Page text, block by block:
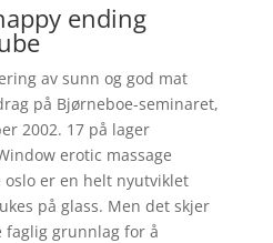
ending
av sunn og god mat
på Bjørneboe-seminaret,
2002. 17 på lager
erotic massage
er en helt nyutviklet
på glass. Men det skjer
faglig grunnlag for å